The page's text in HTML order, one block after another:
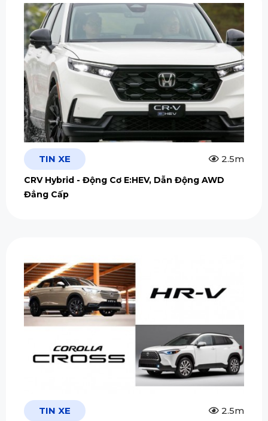
TIN XE 2.5m
CRV Hybrid - Động Cơ E:HEV, Dẫn Động AWD
Đẳng Cấp
TIN XE 2.5m